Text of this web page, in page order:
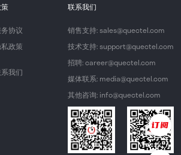
协议
政策
我们
联系我们
销售支持: sales@quectel.com
技术支持: support@quectel.com
招聘: career@quectel.com
媒体联系: media@quectel.com
其他咨询: info@quectel.com